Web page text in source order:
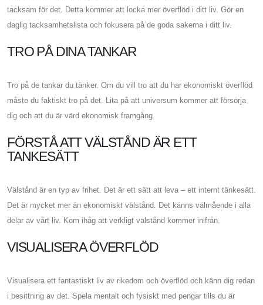
tacksam för det. Detta kommer att locka mer överflöd i ditt liv. Gör en
daglig tacksamhetslista och fokusera på de goda sakerna i ditt liv.
TRO PÅ DINA TANKAR
Tro på de tankar du tänker. Om du vill tro att du har ekonomiskt överflöd
måste du faktiskt tro på det. Lita på att universum kommer att försörja
dig och att du är värd ekonomisk framgång.
FÖRSTÅ ATT VÄLSTÅND ÄR ETT
TANKESÄTT
Välstånd är en typ av frihet. Det är ett sätt att leva – ett internt tänkesätt.
Det är mycket mer än ekonomiskt välstånd. Det känns välmående i alla
delar av vårt liv. Kom ihåg att verkligt välstånd kommer inifrån.
VISUALISERA ÖVERFLÖD
Visualisera ett fantastiskt liv av rikedom och överflöd och känn dig redan
i besittning av det. Spela mentalt och fysiskt med pengar tills du är